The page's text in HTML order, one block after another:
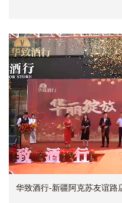
华致酒行-新疆阿克苏友谊路